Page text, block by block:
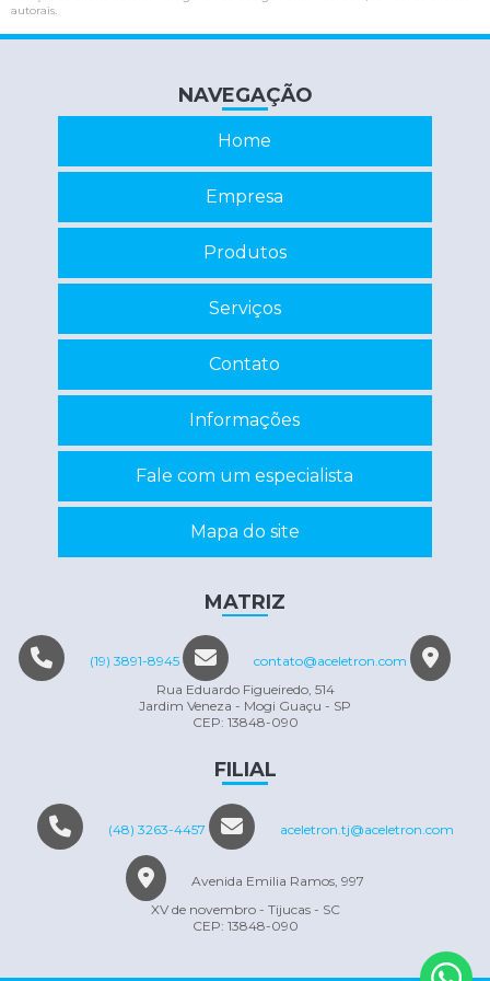
Inversor de frequência conserto
Inversor de frequência manutenção
Manutenção de estabilizadores e nobreaks
Manutenção de nobreaks
Recuperação de componentes eletrônicos
Reparo em equipamentos eletrônicos
Conserto máquina eletrônica
autorais.
NAVEGAÇÃO
Home
Empresa
Produtos
Serviços
Contato
Informações
Fale com um especialista
Mapa do site
MATRIZ
(19) 3891-8945
contato@aceletron.com
Rua Eduardo Figueiredo, 514
Jardim Veneza - Mogi Guaçu - SP
CEP: 13848-090
FILIAL
(48) 3263-4457 aceletron.tj@aceletron.com
Avenida Emilia Ramos, 997
XV de novembro - Tijucas - SC
CEP: 13848-090